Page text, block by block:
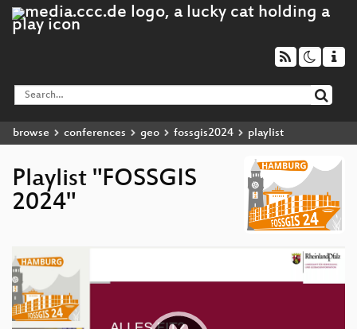
browse conferences geo fossgis2024 playlist
Playlist "FOSSGIS
2024"
Video
Player